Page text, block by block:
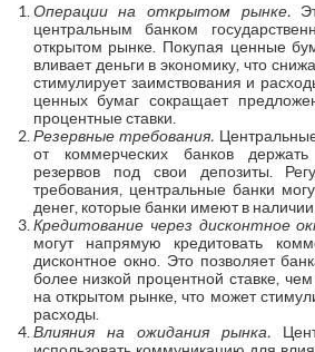
Операции на открытом рынке.
центральным банком
открытом рынке. Покупая ценные
вливает деньги в экономику, что
стимулирует заимствования и
ценных бумаг сокращает
процентные ставки.
Резервные требования.
от коммерческих банков
резервов под свои депозиты.
требования, центральные банки
денег, которые банки имеют в
Кредитование через дисконтное
могут напрямую кредитовать
дисконтное окно. Это позволяет
более низкой процентной ставке,
на открытом рынке, что может
расходы.
Влияния на ожидания рынка.